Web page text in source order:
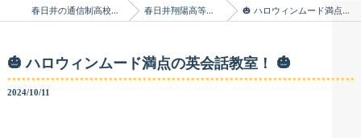
春日井の通信制高校はLIFEterrasse 春日井翔陽高等学院のブログ 🎃 ハロウィンムード満点の英会話教室！ 🎃
🎃 ハロウィンムード満点の英会話教室！ 🎃
2024/10/11